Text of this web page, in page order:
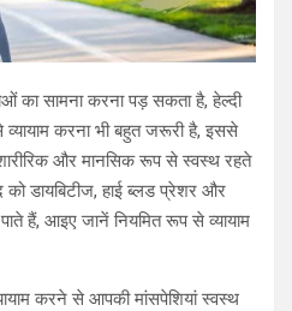
का सामना करना पड़ सकता है, हेल्दी
करना भी बहुत जरूरी है, इससे
और मानसिक रूप से स्वस्थ रहते
डायबिटीज, हाई ब्लड प्रेशर और
हैं, आइए जानें नियमित रूप से व्यायाम
करने से आपकी मांसपेशियां स्वस्थ